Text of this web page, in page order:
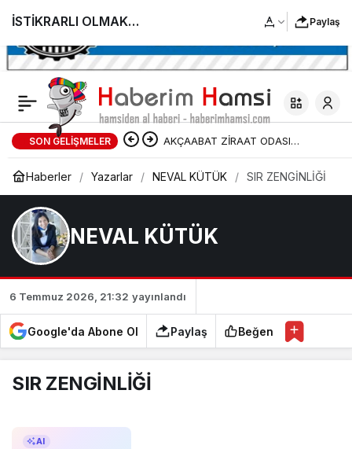
SON GELIŞMELER
AKÇAABAT ZİRAAT ODASI
ÜRETİCİLERİNE AĞUSTOS AYI İÇİN
Haberler Yazarlar NEVAL KÜTÜK SIR ZENGİNLİĞİ
NEVAL KÜTÜK
6 Temmuz 2026, 21:32 yayınlandı
Google'da Abone Ol Paylaş Beğen
SIR ZENGİNLİĞİ
AI
İSTİKRARLI OLMAK
YÖNETİMDE BÜYÜK
AVANTAJDIR
Paylaş